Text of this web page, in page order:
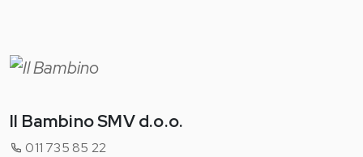
Il Bambino SMV d.o.o.
011 735 85 22